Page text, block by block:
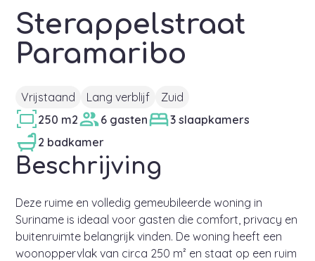
Sterappelstraat
Paramaribo
Vrijstaand Lang verblijf
Zuid
250 m2
6 gasten
3 slaapkamers
2 badkamer
Beschrijving
Deze ruime en volledig gemeubileerde woning in
Suriname is ideaal voor gasten die comfort, privacy en
buitenruimte belangrijk vinden. De woning heeft een
woonoppervlak van circa 250 m² en staat op een ruim